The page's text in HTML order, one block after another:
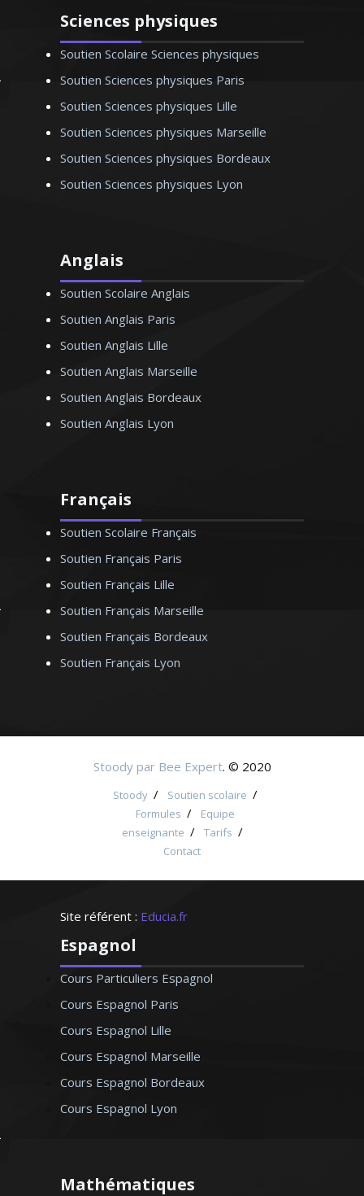
Sciences physiques
Soutien Scolaire Sciences physiques
Soutien Sciences physiques Paris
Soutien Sciences physiques Lille
Soutien Sciences physiques Marseille
Soutien Sciences physiques Bordeaux
Soutien Sciences physiques Lyon
Anglais
Soutien Scolaire Anglais
Soutien Anglais Paris
Soutien Anglais Lille
Soutien Anglais Marseille
Soutien Anglais Bordeaux
Soutien Anglais Lyon
Français
Soutien Scolaire Français
Soutien Français Paris
Soutien Français Lille
Soutien Français Marseille
Soutien Français Bordeaux
Soutien Français Lyon
Stoody par Bee Expert. © 2020
Stoody / Soutien scolaire /
Formules /
Equipe
enseignante / Tarifs /
Contact
Site référent : Educia.fr
Espagnol
Cours Particuliers Espagnol
Cours Espagnol Paris
Cours Espagnol Lille
Cours Espagnol Marseille
Cours Espagnol Bordeaux
Cours Espagnol Lyon
Mathématiques